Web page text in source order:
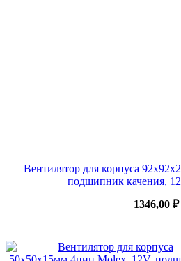
Вентилятор для корпуса
подшипник качения,
1346,00 ₽